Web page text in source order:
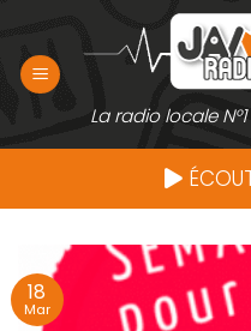
contenu
La radio locale
18
Mar